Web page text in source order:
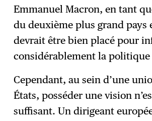
Emmanuel Macron, en tant
du deuxième plus grand pays
devrait être bien placé pour
considérablement la politique
Cependant, au sein d’une
États, posséder une vision
suffisant. Un dirigeant